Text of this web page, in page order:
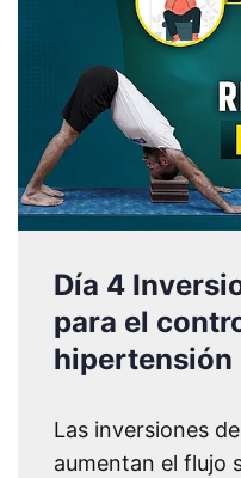
Día 4
para el
hipertensión
Las inversiones
aumentan el flujo